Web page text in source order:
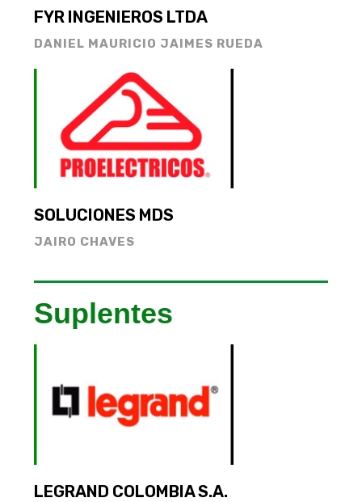
FYR INGENIEROS LTDA
DANIEL MAURICIO JAIMES RUEDA
SOLUCIONES MDS
JAIRO CHAVES
Suplentes
LEGRAND COLOMBIA S.A.